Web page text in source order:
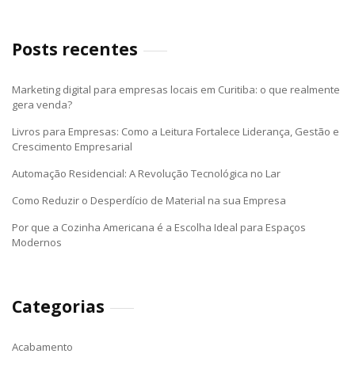
Posts recentes
Marketing digital para empresas locais em Curitiba: o que realmente
gera venda?
Livros para Empresas: Como a Leitura Fortalece Liderança, Gestão e
Crescimento Empresarial
Automação Residencial: A Revolução Tecnológica no Lar
Como Reduzir o Desperdício de Material na sua Empresa
Por que a Cozinha Americana é a Escolha Ideal para Espaços
Modernos
Categorias
Acabamento